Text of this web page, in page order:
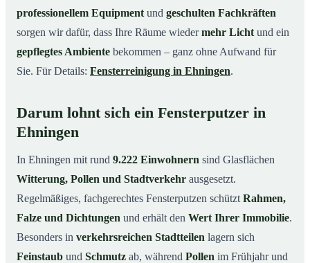
professionellem Equipment und geschulten Fachkräften
sorgen wir dafür, dass Ihre Räume wiedermehr Licht und ein
gepflegtes Ambiente bekommen – ganz ohne Aufwand für
Sie. Für Details: Fensterreinigung in Ehningen.
Darum lohnt sich ein Fensterputzer in
Ehningen
In Ehningen mit rund 9.222 Einwohnern sind Glasflächen
Witterung, Pollen und Stadtverkehr ausgesetzt.
Regelmäßiges, fachgerechtes Fensterputzen schützt Rahmen,
Falze und Dichtungen und erhält den Wert Ihrer Immobilie.
Besonders in verkehrsreichen Stadtteilen lagern sich
Feinstaub und Schmutz ab, während Pollen im Frühjahr und